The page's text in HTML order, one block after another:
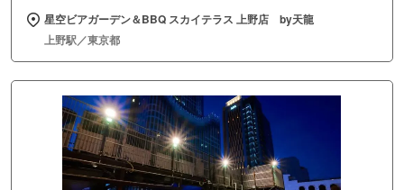
星空ビアガーデン＆BBQ スカイテラス 上野店 by天龍
上野駅／東京都